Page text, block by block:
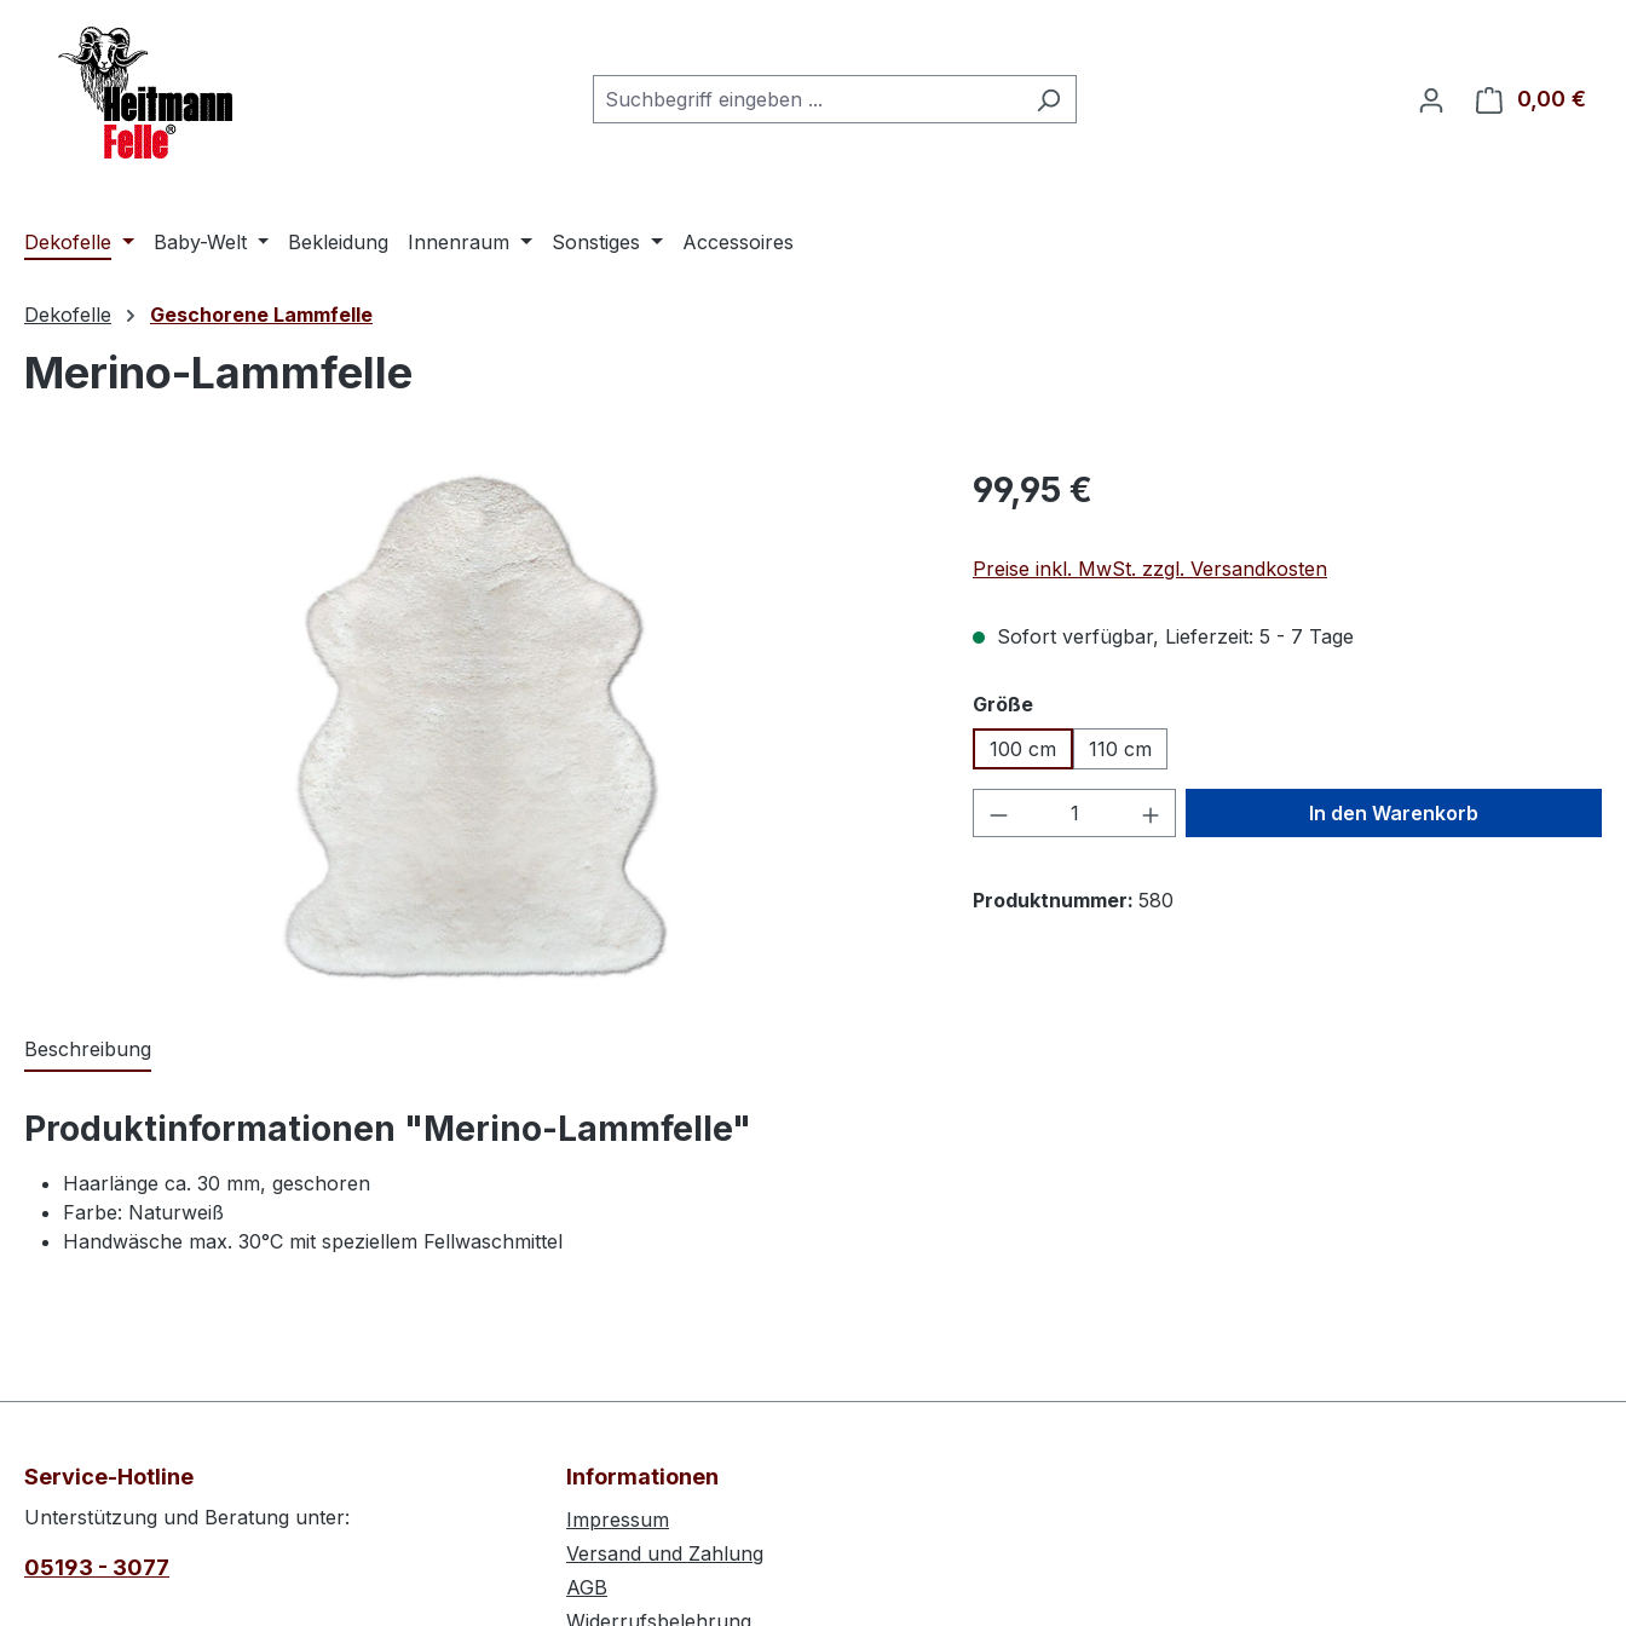
Hauptinhalt springen
Zur Suche springen
Zur Hauptnavigation springen
0,00 €
Dekofelle Baby-Welt Bekleidung Innenraum Sonstiges Accessoires
Dekofelle Geschorene Lammfelle
Merino-Lammfelle
Regulärer Preis:
99,95 €
Preise inkl. MwSt. zzgl. Versandkosten
Sofort verfügbar, Lieferzeit: 5 - 7 Tage
Größeauswählen
100 cm
110 cm
Produkt Anzahl: Gib den gewünschten Wert
In den Warenkorb
Produktnummer: 580
Beschreibung
Produktinformationen "Merino-Lammfelle"
Haarlänge ca. 30 mm, geschoren
Farbe: Naturweiß
Handwäsche max. 30°C mit speziellem Fellwaschmittel
Service-Hotline
Unterstützung und Beratung unter:
05193 - 3077
Informationen
Impressum
Versand und Zahlung
AGB